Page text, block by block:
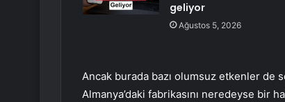
geliyor
Ağustos 5, 2026
Ancak burada bazı olumsuz etkenler de
Almanya’daki fabrikasını neredeyse bir